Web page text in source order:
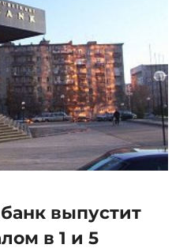
выпустит
в 1 и 5